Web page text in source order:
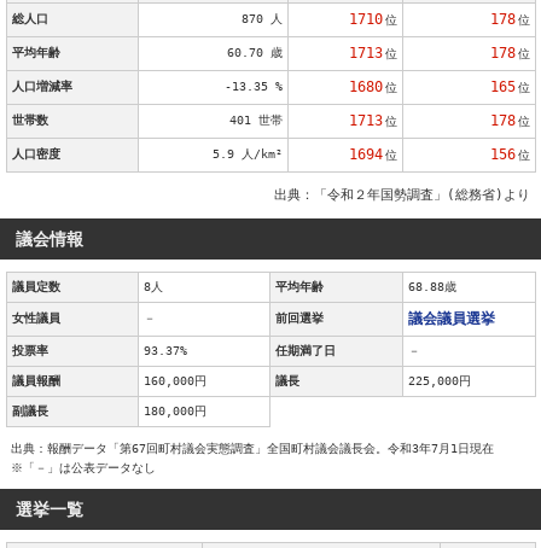
総人口 870 人 1710 位 178 位
平均年齢 60.70 歳 1713 位 178 位
人口増減率 -13.35 % 1680 位 165 位
世帯数 401 世帯 1713 位 178 位
人口密度 5.9 人/km² 1694 位 156 位
出典：「令和２年国勢調査」(総務省)より
議会情報
議員定数 8人 平均年齢 68.88歳
女性議員 － 前回選挙 議会議員選挙
投票率 93.37% 任期満了日 －
議員報酬 160,000円 議長 225,000円
副議長 180,000円
出典：報酬データ「第67回町村議会実態調査」全国町村議会議長会。令和3年7月1日現在
※「－」は公表データなし
選挙一覧